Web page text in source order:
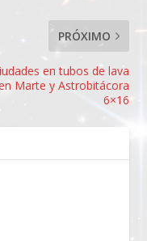
PRÓXIMO
en tubos de lava
Marte y Astrobitácora
6×16